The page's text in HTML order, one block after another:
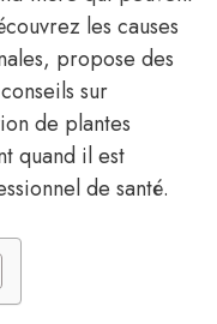
les causes
propose des
sur
de plantes
quand il est
de santé.